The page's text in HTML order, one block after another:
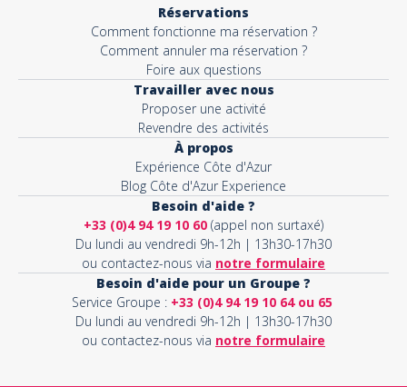
Réservations
Comment fonctionne ma réservation ?
Comment annuler ma réservation ?
Foire aux questions
Travailler avec nous
Proposer une activité
Revendre des activités
À propos
Expérience Côte d'Azur
Blog Côte d'Azur Experience
Besoin d'aide ?
+33 (0)4 94 19 10 60 (appel non surtaxé)
Du lundi au vendredi 9h-12h | 13h30-17h30
ou contactez-nous via notre formulaire
Besoin d'aide pour un Groupe ?
Service Groupe : +33 (0)4 94 19 10 64 ou 65
Du lundi au vendredi 9h-12h | 13h30-17h30
ou contactez-nous via notre formulaire